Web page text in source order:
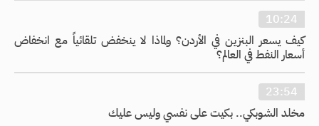
10:24
كيف يسعر البنزين في الأردن؟ ولماذا لا ينخفض تلقائياً مع انخفاض
أسعار النفط في العالم؟
23:54
مخلد الشوبكي.. بكيت على نفسي وليس عليك